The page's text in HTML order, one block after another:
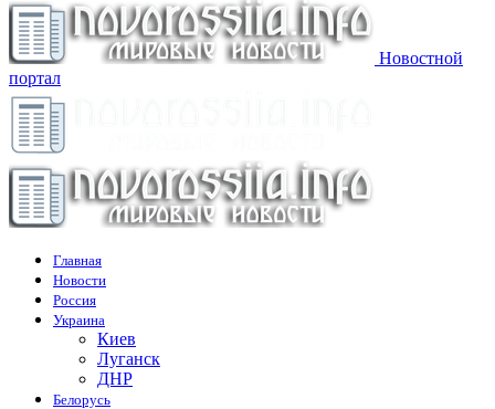
Новостной
портал
Главная
Новости
Россия
Украина
Киев
Луганск
ДНР
Белорусь